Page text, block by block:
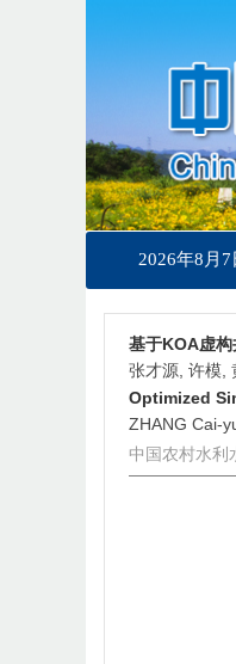
2026年8月
基于KOA虚
张才源, 许模,
Optimized
ZHANG Cai-
中国农村水利